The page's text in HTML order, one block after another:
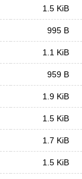
1.5 KiB
995 B
1.1 KiB
959 B
1.9 KiB
1.5 KiB
1.7 KiB
1.5 KiB